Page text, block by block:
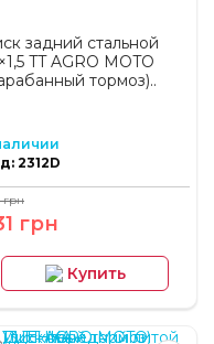
задний стальной
TT AGRO MOTO
тормоз)..
2312D
грн
грн
Купить